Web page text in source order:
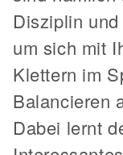
Disziplin
um sich mit
Klettern im
Balancieren
Dabei lernt